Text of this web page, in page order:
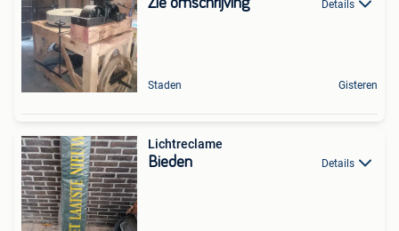
Zie omschrijving Details
Staden Gisteren
Lichtreclame
Bieden Details